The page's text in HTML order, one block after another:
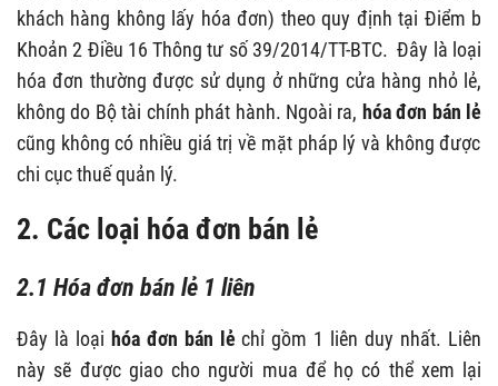
khách hàng không lấy hóa đơn) theo quy định tại Điểm b
Khoản 2 Điều 16 Thông tư số 39/2014/TT-BTC. Đây là loại
hóa đơn thường được sử dụng ở những cửa hàng nhỏ lẻ,
không do Bộ tài chính phát hành. Ngoài ra, hóa đơn bán lẻ
cũng không có nhiều giá trị về mặt pháp lý và không được
chi cục thuế quản lý.
2. Các loại hóa đơn bán lẻ
2.1 Hóa đơn bán lẻ 1 liên
Đây là loại hóa đơn bán lẻ chỉ gồm 1 liên duy nhất. Liên
này sẽ được giao cho người mua để họ có thể xem lại